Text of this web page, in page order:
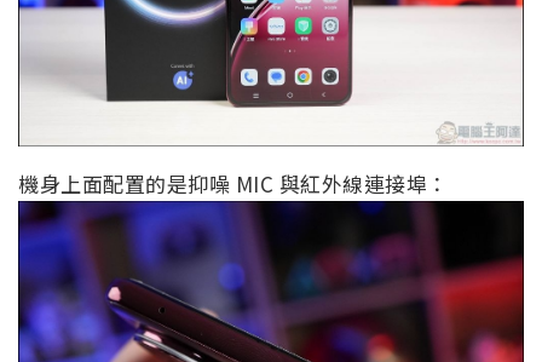
機身上面配置的是抑噪 MIC 與紅外線連接埠：